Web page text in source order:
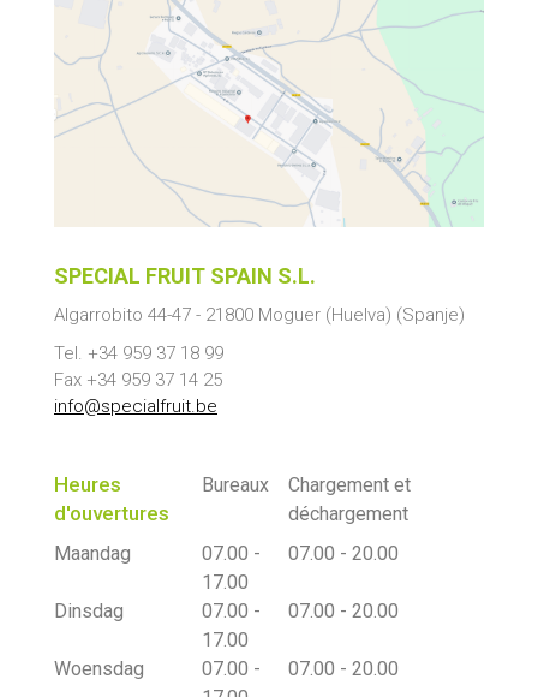
SPECIAL FRUIT SPAIN S.L.
Algarrobito 44-47 - 21800 Moguer (Huelva) (Spanje)
Tel. +34 959 37 18 99
Fax +34 959 37 14 25
info@specialfruit.be
Heures
d'ouvertures
Bureaux
Chargement et
déchargement
Maandag
07.00 -
17.00
07.00 - 20.00
Dinsdag
07.00 -
17.00
07.00 - 20.00
Woensdag
07.00 -
07.00 - 20.00